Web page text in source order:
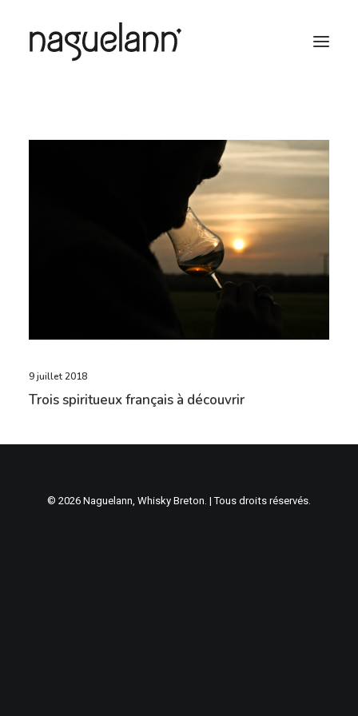
9 juillet 2018
Trois spiritueux français à découvrir
© 2026 Naguelann, Whisky Breton. | Tous droits réservés.